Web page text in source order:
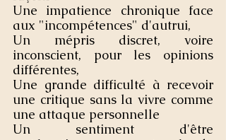
Une impatience chronique face
aux "incompétences" d'autrui,
Un mépris discret, voire
inconscient, pour les opinions
différentes,
Une grande difficulté à recevoir
une critique sans la vivre comme
une attaque personnelle
Un sentiment d'être